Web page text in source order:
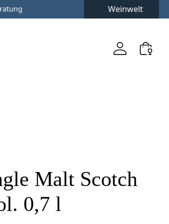
Weinwelt
Malt Scotch
0,7 l